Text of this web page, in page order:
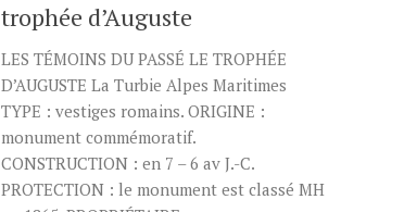
trophée d’Auguste
LES TÉMOINS DU PASSÉ LE TROPHÉE
D’AUGUSTE La Turbie Alpes Maritimes
TYPE : vestiges romains. ORIGINE :
monument commémoratif.
CONSTRUCTION : en 7 – 6 av J.-C.
PROTECTION : le monument est classé MH